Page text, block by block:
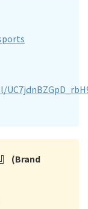
(Brand